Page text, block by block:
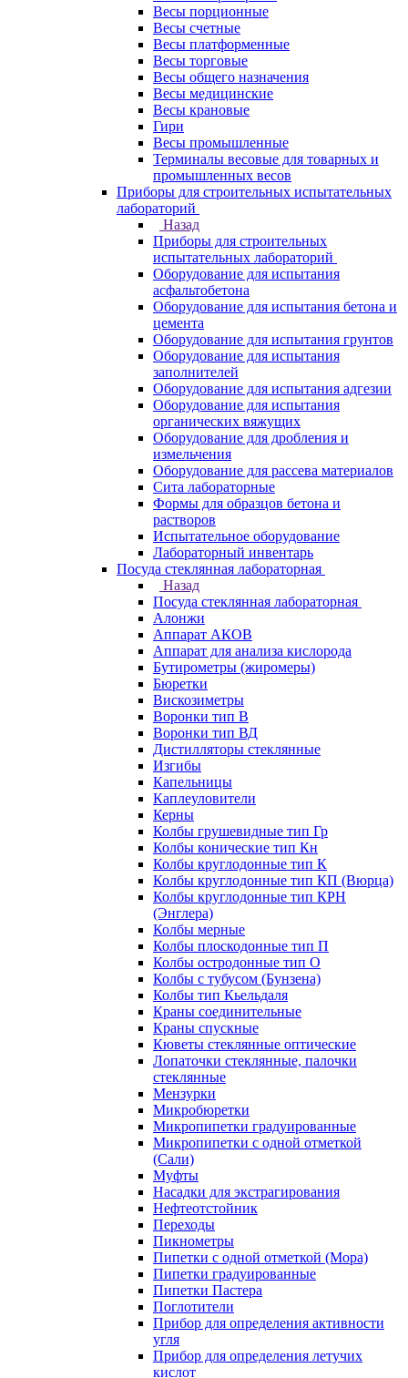
Весы порционные
Весы счетные
Весы платформенные
Весы торговые
Весы общего назначения
Весы медицинские
Весы крановые
Гири
Весы промышленные
Терминалы весовые для товарных и
промышленных весов
Приборы для строительных испытательных
лабораторий
Назад
Приборы для строительных
испытательных лабораторий
Оборудование для испытания
асфальтобетона
Оборудование для испытания бетона и
цемента
Оборудование для испытания грунтов
Оборудование для испытания
заполнителей
Оборудование для испытания адгезии
Оборудование для испытания
органических вяжущих
Оборудование для дробления и
измельчения
Оборудование для рассева материалов
Сита лабораторные
Формы для образцов бетона и
растворов
Испытательное оборудование
Лабораторный инвентарь
Посуда стеклянная лабораторная
Назад
Посуда стеклянная лабораторная
Алонжи
Аппарат АКОВ
Аппарат для анализа кислорода
Бутирометры (жиромеры)
Бюретки
Вискозиметры
Воронки тип В
Воронки тип ВД
Дистилляторы стеклянные
Изгибы
Капельницы
Каплеуловители
Керны
Колбы грушевидные тип Гр
Колбы конические тип Кн
Колбы круглодонные тип К
Колбы круглодонные тип КП (Вюрца)
Колбы круглодонные тип КРН
(Энглера)
Колбы мерные
Колбы плоскодонные тип П
Колбы остродонные тип О
Колбы с тубусом (Бунзена)
Колбы тип Кьельдаля
Краны соединительные
Краны спускные
Кюветы стеклянные оптические
Лопаточки стеклянные, палочки
стеклянные
Мензурки
Микробюретки
Микропипетки градуированные
Микропипетки с одной отметкой
(Сали)
Муфты
Насадки для экстрагирования
Нефтеотстойник
Переходы
Пикнометры
Пипетки с одной отметкой (Мора)
Пипетки градуированные
Пипетки Пастера
Поглотители
Прибор для определения активности
угля
Прибор для определения летучих
кислот